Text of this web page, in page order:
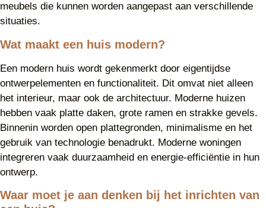
meubels die kunnen worden aangepast aan verschillende
situaties.
Wat maakt een huis modern?
Een modern huis wordt gekenmerkt door eigentijdse
ontwerpelementen en functionaliteit. Dit omvat niet alleen
het interieur, maar ook de architectuur. Moderne huizen
hebben vaak platte daken, grote ramen en strakke gevels.
Binnenin worden open plattegronden, minimalisme en het
gebruik van technologie benadrukt. Moderne woningen
integreren vaak duurzaamheid en energie-efficiëntie in hun
ontwerp.
Waar moet je aan denken bij het inrichten van